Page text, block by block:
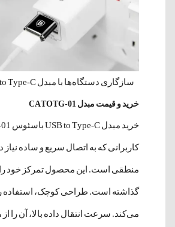
سازگاری دستگاه‌ها با مبدل USB to Type-C باسئوس
خرید و قیمت مبدل CATOTG-01
کاربرانی که به اتصال سریع و ساده نیاز
منطقی است. این محصول تمرکز خود را
گذاشته است. طراحی کوچک، استفاده
می‌کند. سرعت انتقال داده بالا، آن را